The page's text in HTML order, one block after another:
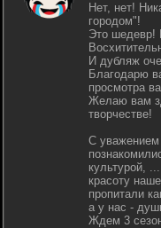
Нет, нет!
городом"!
Это шедевр!
И дубляж
Благодарю
просмотра
Желаю вам
творчестве!
С
культурой,
красоту
пропитали
а у нас -
Ждем 3